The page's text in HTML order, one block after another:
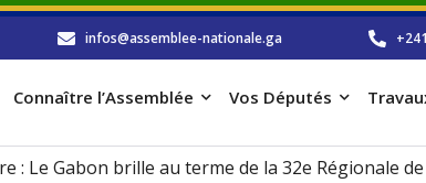
infos@assemblee-nationale.ga
Connaître l’Assemblée Vos Députés
: Le Gabon brille au terme de la 32e Régionale de